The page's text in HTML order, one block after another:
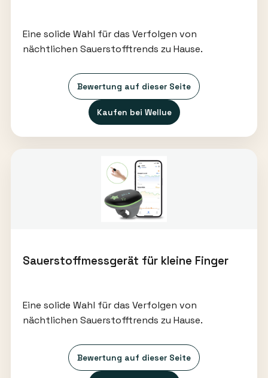
Eine solide Wahl für das Verfolgen von
nächtlichen Sauerstofftrends zu Hause.
Bewertung auf dieser Seite
Kaufen bei Wellue
Sauerstoffmessgerät für kleine Finger
Eine solide Wahl für das Verfolgen von
nächtlichen Sauerstofftrends zu Hause.
Bewertung auf dieser Seite